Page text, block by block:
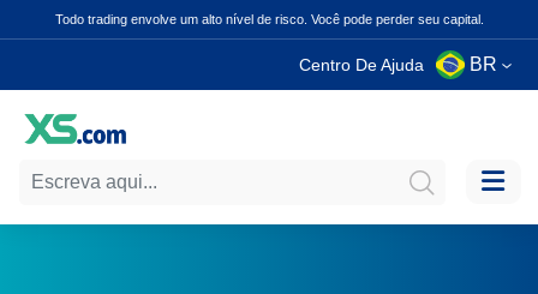
Todo trading envolve um alto nível de risco. Você pode perder seu capital.
Centro De Ajuda BR